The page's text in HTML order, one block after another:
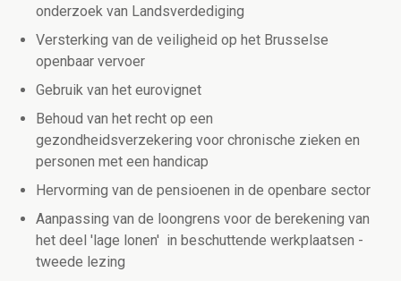
onderzoek van Landsverdediging
Versterking van de veiligheid op het Brusselse
openbaar vervoer
Gebruik van het eurovignet
Behoud van het recht op een
gezondheidsverzekering voor chronische zieken en
personen met een handicap
Hervorming van de pensioenen in de openbare sector
Aanpassing van de loongrens voor de berekening van
het deel 'lage lonen' in beschuttende werkplaatsen -
tweede lezing